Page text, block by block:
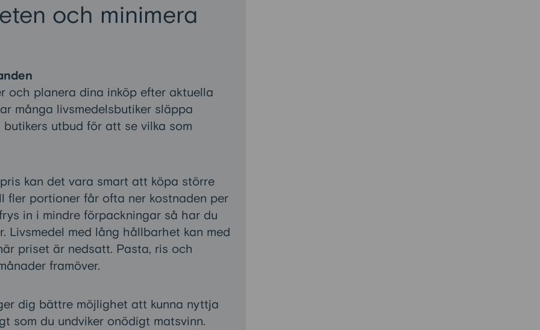
och minimera
och planera dina inköp efter aktuella
många livsmedelsbutiker släppa
utbud för att se vilka som
kan det vara smart att köpa större
fler portioner får ofta ner kostnaden per
in i mindre förpackningar så har du
Livsmedel med lång hållbarhet kan med
priset är nedsatt. Pasta, ris och
framöver.
dig bättre möjlighet att kunna nyttja
som du undviker onödigt matsvinn.